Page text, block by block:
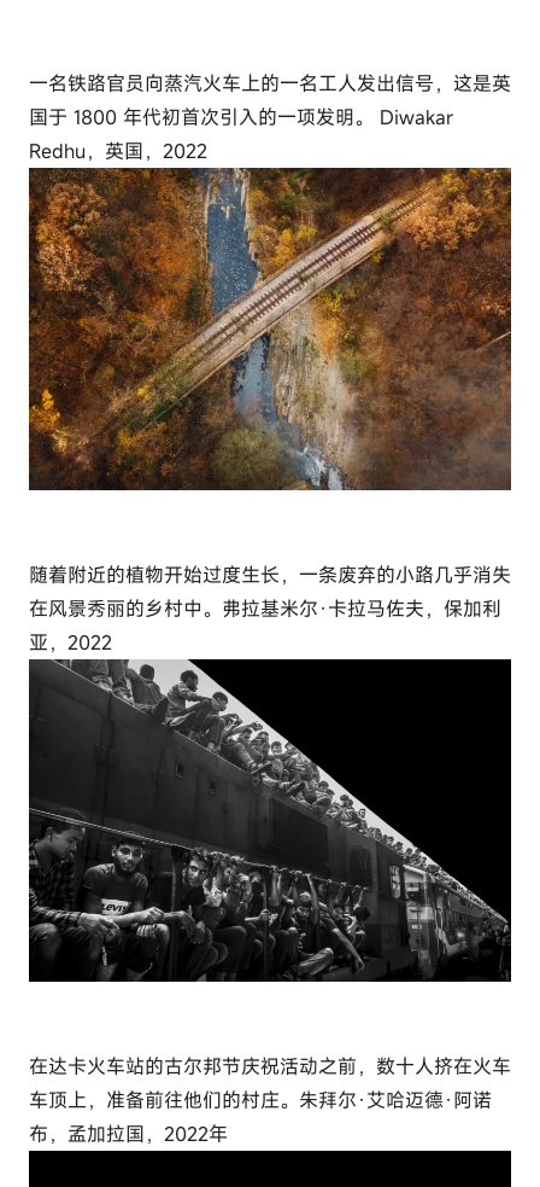
一名铁路官员向蒸汽火车上的一名工人发出信号，这是英
国于 1800 年代初首次引入的一项发明。 Diwakar
Redhu，英国，2022
随着附近的植物开始过度生长，一条废弃的小路几乎消失
在风景秀丽的乡村中。弗拉基米尔·卡拉马佐夫，保加利
亚，2022
在达卡火车站的古尔邦节庆祝活动之前，数十人挤在火车
车顶上，准备前往他们的村庄。朱拜尔·艾哈迈德·阿诺
布，孟加拉国，2022年